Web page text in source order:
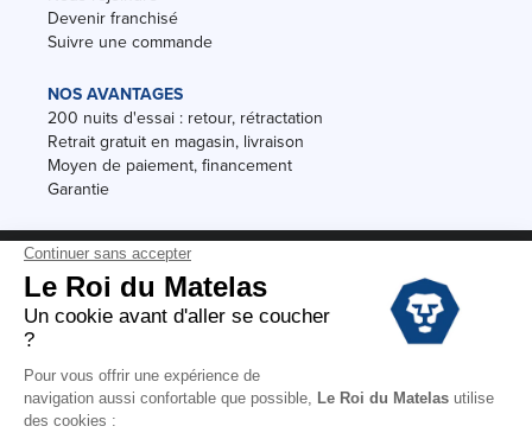
Devenir franchisé
Suivre une commande
NOS AVANTAGES
200 nuits d'essai : retour, rétractation
Retrait gratuit en magasin, livraison
Moyen de paiement, financement
Garantie
Conditions des offres
Black Friday
Destockage
Conditions Générales de vente magasin